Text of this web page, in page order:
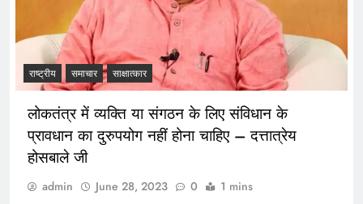
राष्ट्रीय समाचार साक्षात्कार
लोकतंत्र में व्यक्ति या संगठन के लिए संविधान के
प्रावधान का दुरुपयोग नहीं होना चाहिए – दत्तात्रेय
होसबाले जी
admin June 28, 2023 0 1 mins